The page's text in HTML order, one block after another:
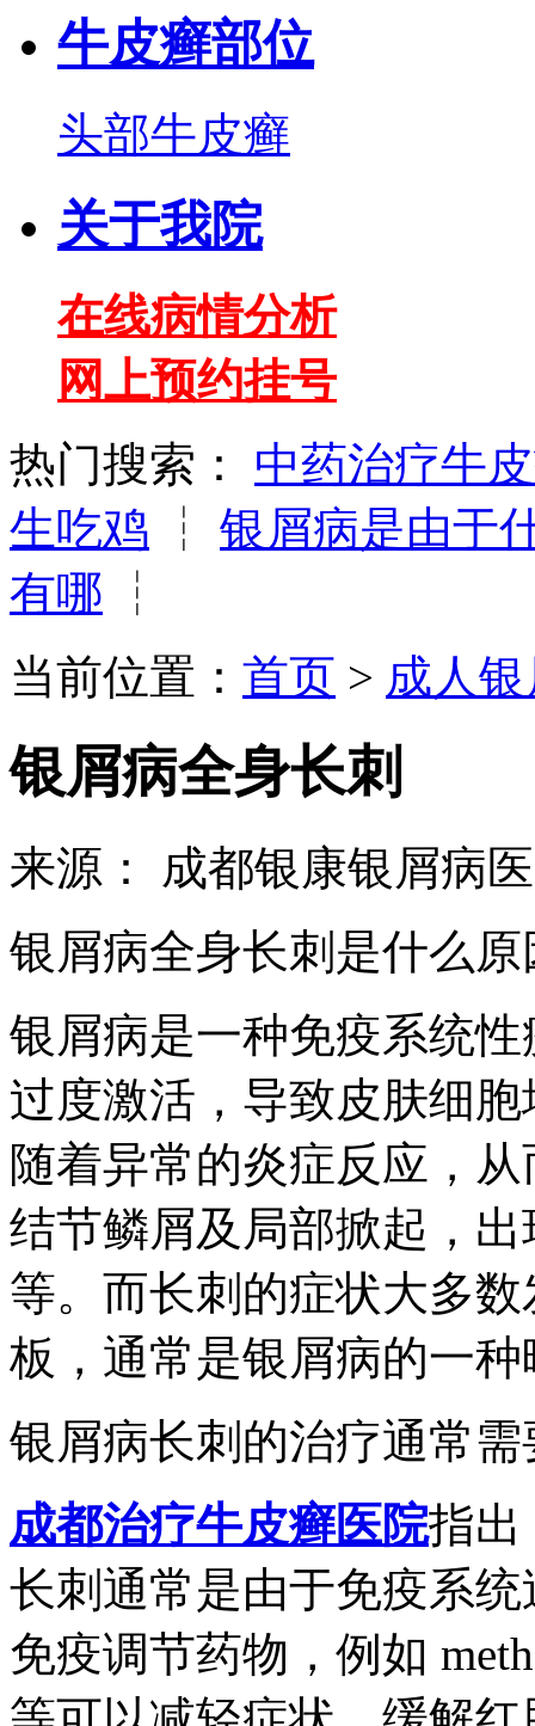
牛皮癣部位
头部牛皮癣
关于我院
在线病情分析
网上预约挂号
热门搜索：
中药治疗牛
生吃鸡 ┆ 银屑病是由于
有哪 ┆
当前位置： 首页 > 成人
银屑病全身长刺
来源： 成都银康银屑病
银屑病全身长刺是什么
银屑病是一种免疫系统
过度激活，导致皮肤细
随着异常的炎症反应，
结节鳞屑及局部掀起，
等。而长刺的症状大多
板，通常是银屑病的一
银屑病长刺的治疗通常
成都治疗牛皮癣医院指出
长刺通常是由于免疫系
免疫调节药物，例如